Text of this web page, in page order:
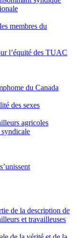
membres du
l’équité des TUAC
du Canada
des sexes
agricoles
de la description de
et travailleuses